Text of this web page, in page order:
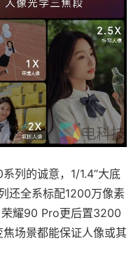
列的诚意，1/1.4”大底
还全系标配1200万像素
荣耀90 Pro更后置3200
场景都能保证人像或其